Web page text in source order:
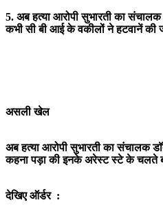
5. अबहत्या आरोपी सुभारती का
कभी सी बी आई के वकीलों ने हटवानें
असली खेल
अबहत्या आरोपी सुभारती का संचालक
कहना पड़ा की इनके अरेस्ट स्टे के चलते
देखिए ऑर्डर :